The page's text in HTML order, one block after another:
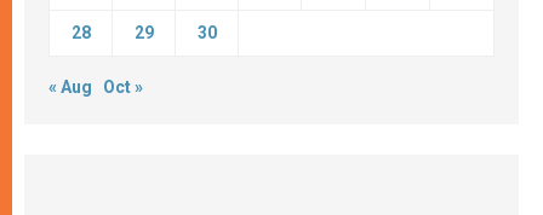
28 29 30
« Aug Oct »